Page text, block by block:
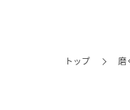
トップ 磨